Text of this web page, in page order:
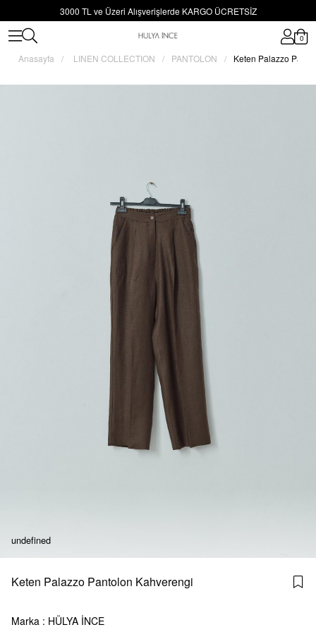
3000 TL ve Üzeri Alışverişlerde KARGO ÜCRETSİZ
0
Anasayfa LINEN COLLECTION PANTOLON Keten Palazzo
undefined
Keten Palazzo Pantolon Kahverengi
Marka : HÜLYA İNCE